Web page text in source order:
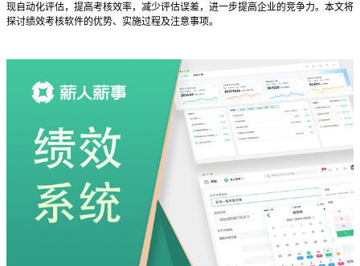
现自动化评估，提高考核效率，减少评估误差，进一步提高企业的竞争力。本文将
探讨绩效考核软件的优势、实施过程及注意事项。